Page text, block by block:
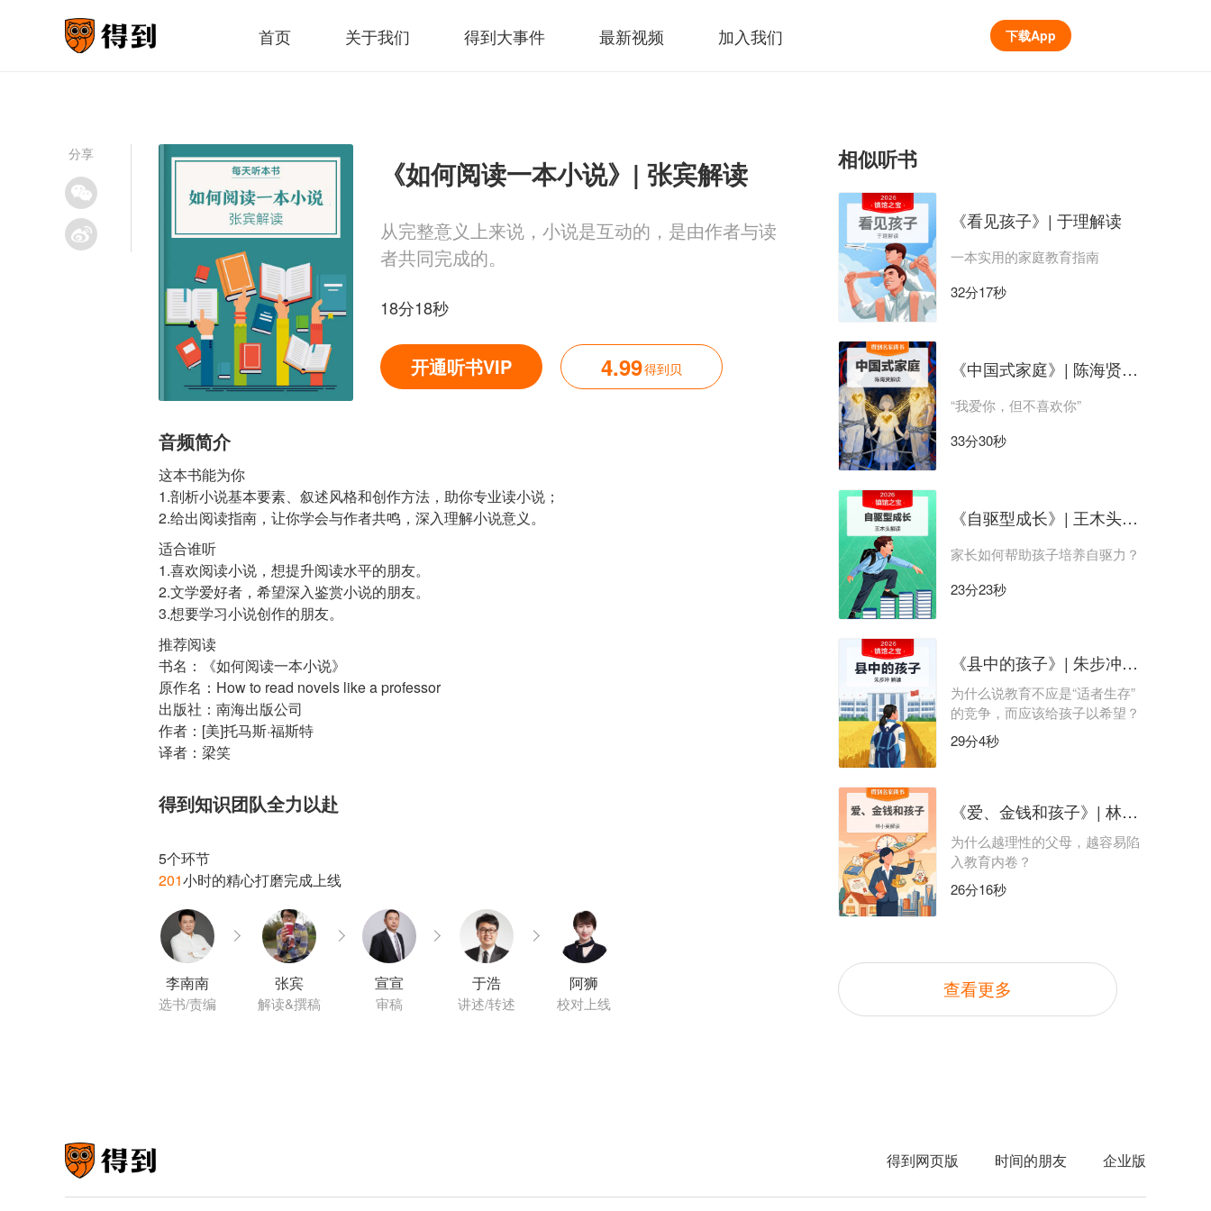
首页 关于我们 得到大事件 最新视频 加入我们 下载App
分享
《如何阅读一本小说》| 张宾解读
从完整意义上来说，小说是互动的，是由作者与读
者共同完成的。
18分18秒
开通听书VIP 4.99得到贝
音频简介
这本书能为你
1.剖析小说基本要素、叙述风格和创作方法，助你专业读小说；
2.给出阅读指南，让你学会与作者共鸣，深入理解小说意义。
适合谁听
1.喜欢阅读小说，想提升阅读水平的朋友。
2.文学爱好者，希望深入鉴赏小说的朋友。
3.想要学习小说创作的朋友。
推荐阅读
书名：《如何阅读一本小说》
原作名：How to read novels like a professor
出版社：南海出版公司
作者：[美]托马斯·福斯特
译者：梁笑
得到知识团队全力以赴
5个环节
201
小时的精心打磨完成上线
李南南
选书/责编
张宾
解读&撰稿
宣宣
审稿
于浩
讲述/转述
阿狮
校对上线
相似听书
《看见孩子》| 于理解读
一本实用的家庭教育指南
32分17秒
《中国式家庭》| 陈海贤解读
“我爱你，但不喜欢你”
33分30秒
《自驱型成长》| 王木头解读
家长如何帮助孩子培养自驱力？
23分23秒
《县中的孩子》| 朱步冲解读
为什么说教育不应是“适者生存”
的竞争，而应该给孩子以希望？
29分4秒
《爱、金钱和孩子》| 林小英解读
为什么越理性的父母，越容易陷
入教育内卷？
26分16秒
查看更多
得到网页版 时间的朋友 企业版